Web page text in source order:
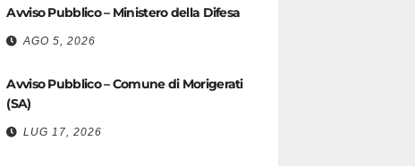
Avviso Pubblico – Ministero della Difesa
AGO 5, 2026
Avviso Pubblico – Comune di Morigerati
(SA)
LUG 17, 2026